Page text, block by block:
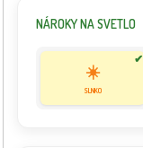
NÁROKY NA SVETLO
✔
☀️
SLNKO